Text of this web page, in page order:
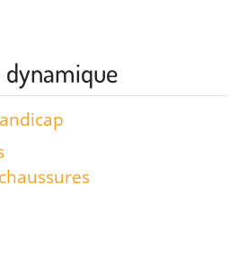
dynamique